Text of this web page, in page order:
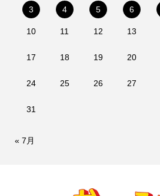
3 4 5 6
10 11 12 13
17 18 19 20
24 25 26 27
31
« 7月